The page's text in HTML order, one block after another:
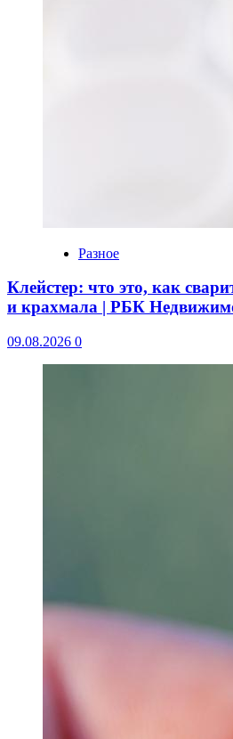
Разное
Клейстер: что это, как
и крахмала | РБК
09.08.2026 0